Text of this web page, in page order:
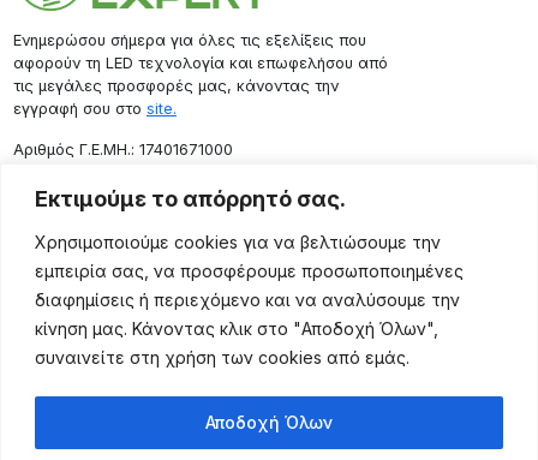
Εκτιμούμε το απόρρητό σας.
Χρησιμοποιούμε cookies για να βελτιώσουμε την
εμπειρία σας, να προσφέρουμε προσωποποιημένες
διαφημίσεις ή περιεχόμενο και να αναλύσουμε την
κίνηση μας. Κάνοντας κλικ στο "Αποδοχή Όλων",
συναινείτε στη χρήση των cookies από εμάς.
Αποδοχή Όλων
Ενημερώσου σήμερα για όλες τις εξελίξεις που
αφορούν τη LED τεχνολογία και επωφελήσου από
τις μεγάλες προσφορές μας, κάνοντας την
εγγραφή σου στο site.
Aριθμός Γ.Ε.ΜΗ.: 17401671000
Επικοινωνία
Ρόδου 133, Αθήνα 10443
(+30) 211 725 5427
sales@lightingexpert.gr
Χρήσιμες Σελίδες